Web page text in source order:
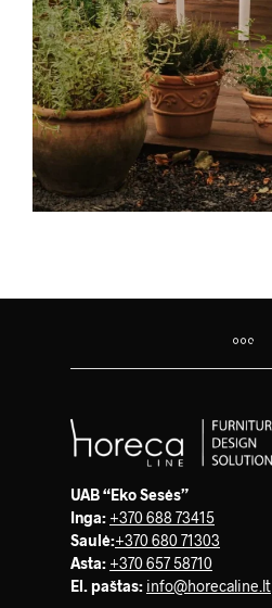
UAB “Eko Sesės”
Inga: +370 688 73415
Saulė:+370 680 71303
Asta: +370 657 58710
El. paštas: info@horecaline.lt